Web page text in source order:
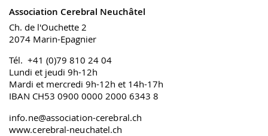
Association Cerebral Neuchâtel
Ch. de l'Ouchette 2
2074 Marin-Epagnier
Tél. +41 (0)79 810 24 04
Lundi et jeudi 9h-12h
Mardi et mercredi 9h-12h et 14h-17h
IBAN CH53 0900 0000 2000 6343 8
info.ne@association-cerebral.ch
www.cerebral-neuchatel.ch